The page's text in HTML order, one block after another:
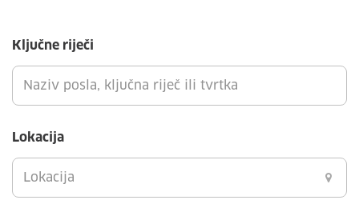
Ključne riječi
Lokacija